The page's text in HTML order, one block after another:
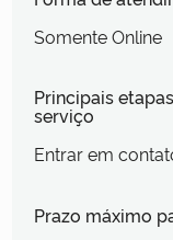
Somente Online
Principais
serviço
Entrar em
Prazo máximo